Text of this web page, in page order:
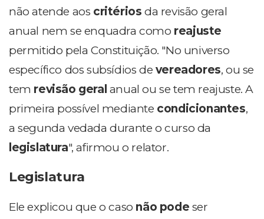
não atende aos critérios da revisão geral
anual nem se enquadra como reajuste
permitido pela Constituição. "No universo
específico dos subsídios de vereadores, ou se
tem revisão geral anual ou se tem reajuste. A
primeira possível mediante condicionantes,
a segunda vedada durante o curso da
legislatura", afirmou o relator.
Legislatura
Ele explicou que o caso não pode ser